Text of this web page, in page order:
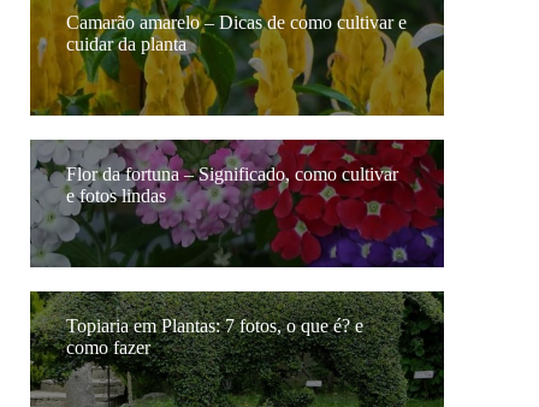
Camarão amarelo – Dicas de como cultivar e
cuidar da planta
Flor da fortuna – Significado, como cultivar
e fotos lindas
Topiaria em Plantas: 7 fotos, o que é? e
como fazer